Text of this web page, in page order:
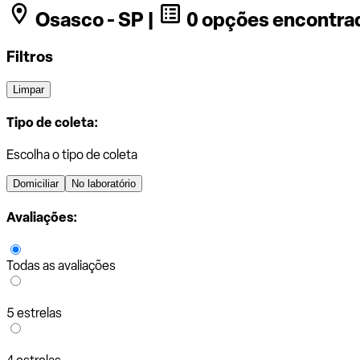
Osasco - SP | 0 opções
Filtros
Limpar
Tipo de coleta:
Escolha o tipo de coleta
Domiciliar No laboratório
Avaliações:
Todas as avaliações
5 estrelas